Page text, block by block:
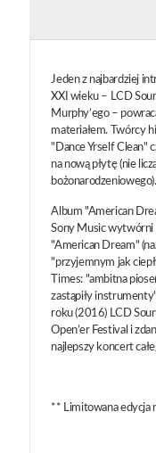
Jeden z najbardziej
XXI wieku – LCD
Murphy’ego –
materiałem. Twórcy
"Dance Yrself Clean"
na nową płytę (nie
bożonarodzeniowego).
Album "American
Sony Music wytwórni
"American Dream"
"przyjemnym jak
Times: "ambitna
zastąpiły
roku (2016) LCD
Open’er Festival i
najlepszy koncert
** Limitowana edycja